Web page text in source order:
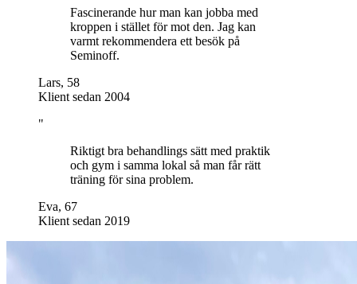
Fascinerande hur man kan jobba med
kroppen i stället för mot den. Jag kan
varmt rekommendera ett besök på
Seminoff.
Lars, 58
Klient sedan 2004
"
Riktigt bra behandlings sätt med praktik
och gym i samma lokal så man får rätt
träning för sina problem.
Eva, 67
Klient sedan 2019